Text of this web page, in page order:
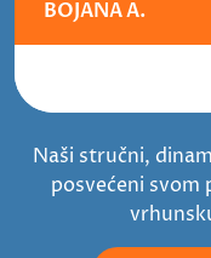
BOJANA A.
Naši stručni,
posvećeni svom